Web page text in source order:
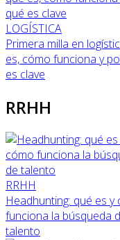
LOGÍSTICA
Primera milla en
es, cómo funciona y
es clave
RRHH
RRHH
Headhunting: qué es y
funciona la búsqueda
talento